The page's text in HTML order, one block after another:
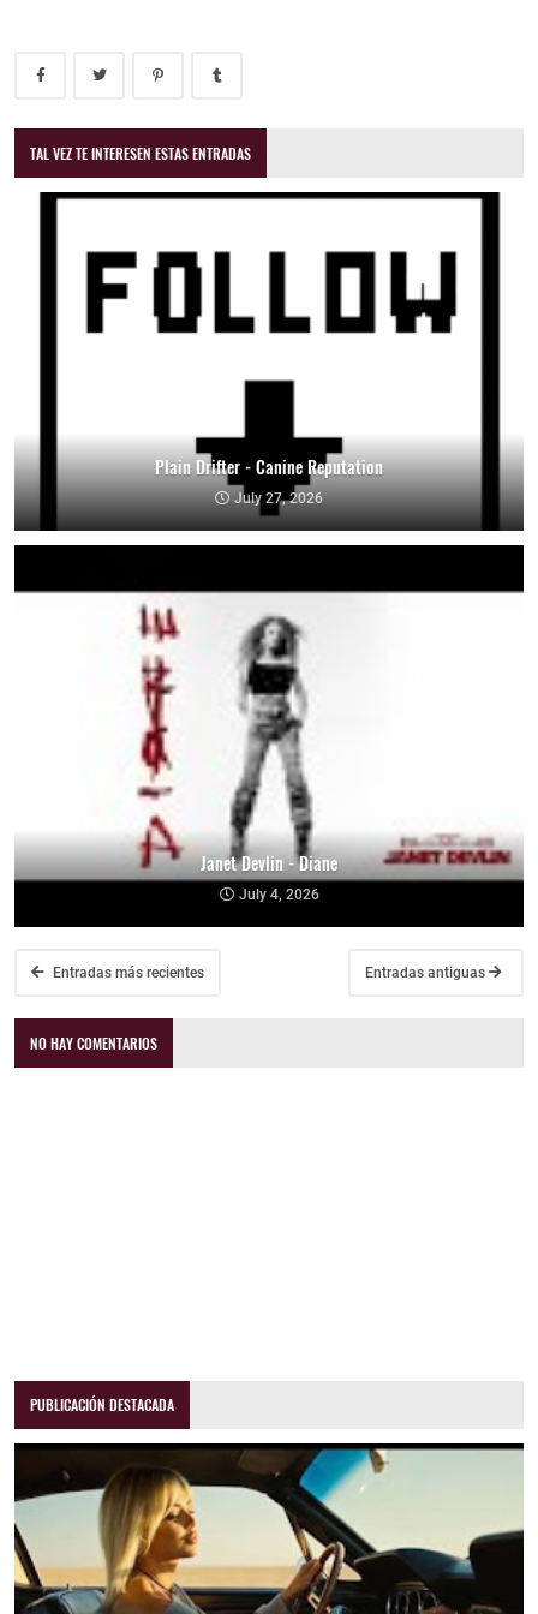
TAL VEZ TE INTERESEN ESTAS ENTRADAS
Plain Drifter - Canine Reputation
July 27, 2026
Janet Devlin - Diane
July 4, 2026
Entradas más recientes Entradas antiguas
NO HAY COMENTARIOS
PUBLICACIÓN DESTACADA